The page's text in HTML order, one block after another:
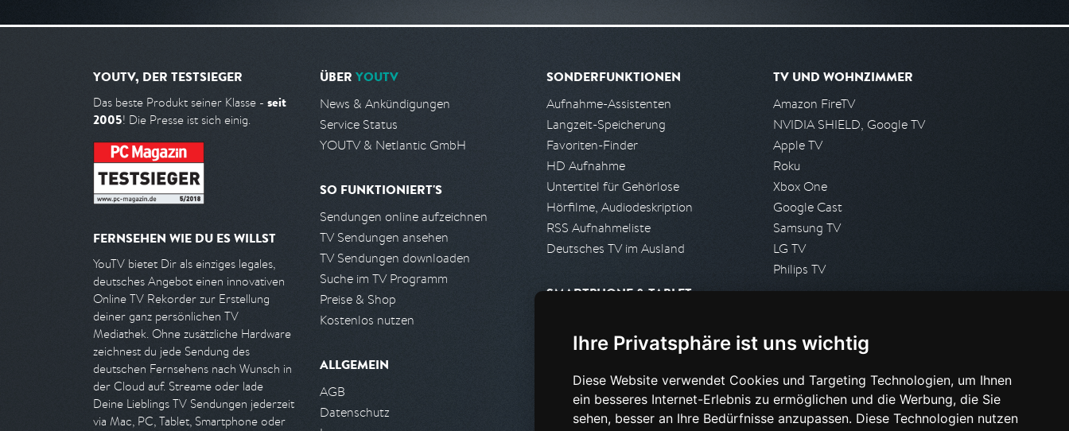
Ihre Privatsphäre ist uns wichtig
Diese Website verwendet Cookies und Targeting Technologien, um Ihnen
ein besseres Internet-Erlebnis zu ermöglichen und die Werbung, die Sie
sehen, besser an Ihre Bedürfnisse anzupassen. Diese Technologien nutzen
YOUTV, DER TESTSIEGER
Das beste Produkt seiner Klasse - seit
2005! Die Presse ist sich einig.
FERNSEHEN WIE DU ES WILLST
YouTV bietet Dir als einziges legales,
deutsches Angebot einen innovativen
Online TV Rekorder zur Erstellung
deiner ganz persönlichen TV
Mediathek. Ohne zusätzliche Hardware
zeichnest du jede Sendung des
deutschen Fernsehens nach Wunsch in
der Cloud auf. Streame oder lade
Deine Lieblings TV Sendungen jederzeit
via Mac, PC, Tablet, Smartphone oder
ÜBER YOUTV
News & Ankündigungen
Service Status
YOUTV & Netlantic GmbH
SO FUNKTIONIERT'S
Sendungen online aufzeichnen
TV Sendungen ansehen
TV Sendungen downloaden
Suche im TV Programm
Preise & Shop
Kostenlos nutzen
ALLGEMEIN
AGB
Datenschutz
SONDERFUNKTIONEN
Aufnahme-Assistenten
Langzeit-Speicherung
Favoriten-Finder
HD Aufnahme
Untertitel für Gehörlose
Hörfilme, Audiodeskription
RSS Aufnahmeliste
Deutsches TV im Ausland
SMARTPHONE & TABLET
Android App
PARTNER
Partnerliste
TV UND WOHNZIMMER
Amazon FireTV
NVIDIA SHIELD, Google TV
Apple TV
Roku
Xbox One
Google Cast
Samsung TV
LG TV
Philips TV
Presseanfrage stellen
HILFE & SUPPORT